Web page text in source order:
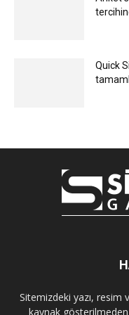
Quick
Sitemizdeki yazı, resim
kaynak